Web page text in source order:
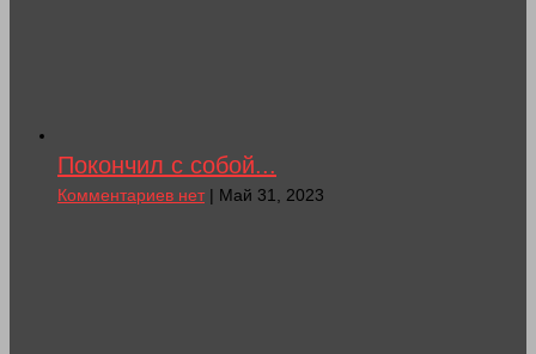
Покончил с собой...
Комментариев нет| Май 31, 2023